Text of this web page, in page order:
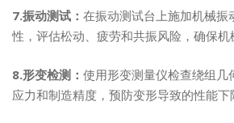
7.振动测试： 在振动测试台上施加机械振
性，评估松动、疲劳和共振风险，确保机
8.形变检测： 使用形变测量仪检查绕组几
应力和制造精度，预防变形导致的性能下